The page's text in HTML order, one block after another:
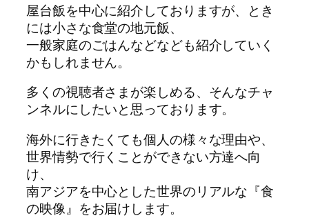
屋台飯を中心に紹介しておりますが、とき
には小さな食堂の地元飯、
一般家庭のごはんなどなども紹介していく
かもしれません。
多くの視聴者さまが楽しめる、そんなチャ
ンネルにしたいと思っております。
海外に行きたくても個人の様々な理由や、
世界情勢で行くことができない方達へ向
け、
南アジアを中心とした世界のリアルな『食
の映像』をお届けします。